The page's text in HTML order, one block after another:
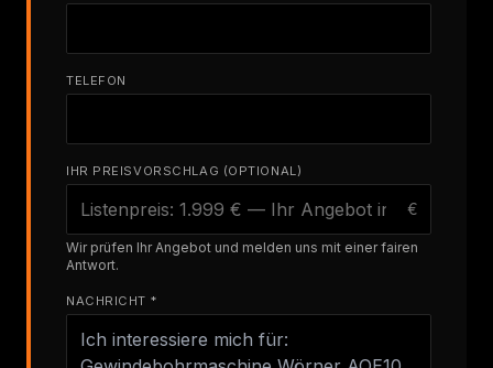
TELEFON
IHR PREISVORSCHLAG (OPTIONAL)
€
Wir prüfen Ihr Angebot und melden uns mit einer fairen
Antwort.
NACHRICHT *